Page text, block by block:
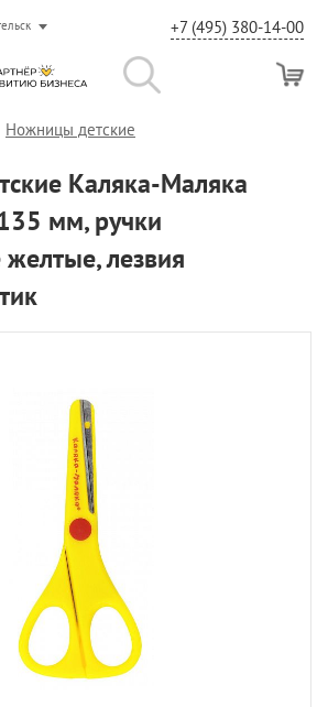
+7 (495) 380-14-00
Ножницы детские
Каляка-Маляка
мм, ручки
лезвия